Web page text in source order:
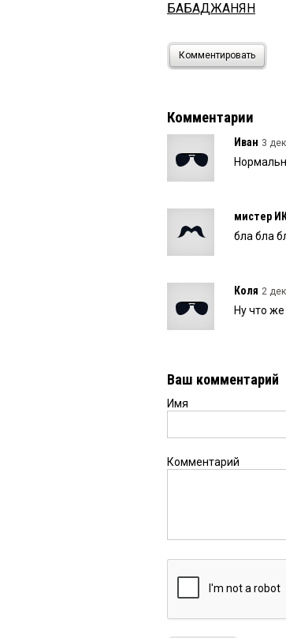
БАБАДЖАНЯН
Комментировать
Комментарии
Иван 3
мистер
бла бла
Коля 2
Ну что
Ваш комментарий
Имя
Комментарий